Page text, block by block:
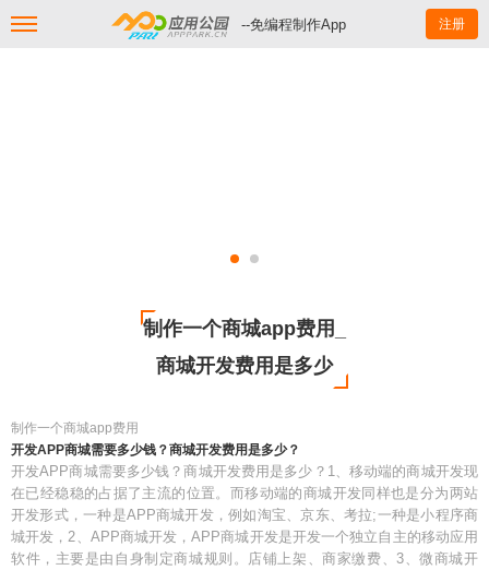
--免编程制作App 注册
制作一个商城app费用_
商城开发费用是多少
制作一个商城app费用
开发APP商城需要多少钱？商城开发费用是多少？
开发APP商城需要多少钱？商城开发费用是多少？1、移动端的商城开发现
在已经稳稳的占据了主流的位置。而移动端的商城开发同样也是分为两站
开发形式，一种是APP商城开发，例如淘宝、京东、考拉;一种是小程序商
城开发，2、APP商城开发，APP商城开发是开发一个独立自主的移动应用
软件，主要是由自身制定商城规则。店铺上架、商家缴费、3、微商城开